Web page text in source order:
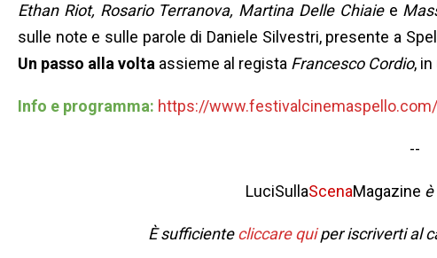
Ethan Riot, Rosario Terranova, Martina Delle Chiaiee
sulle note e sulle parole di Daniele Silvestri, presente a
Un passo alla volta assieme al regista Francesco Cordio,
Info e programma: https://
--
LuciSullaScenaMagazine
È sufficientecliccare quiper iscriverti al